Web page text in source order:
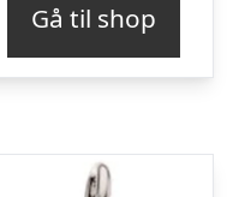
Gå til shop